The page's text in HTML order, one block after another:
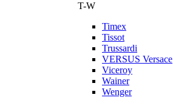
T-W
Timex
Tissot
Trussardi
VERSUS Versace
Viceroy
Wainer
Wenger